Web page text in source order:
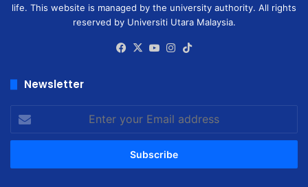
life. This website is managed by the university authority. All rights
reserved by Universiti Utara Malaysia.
Facebook
X YouTubeInstagram
Newsletter
your
Email